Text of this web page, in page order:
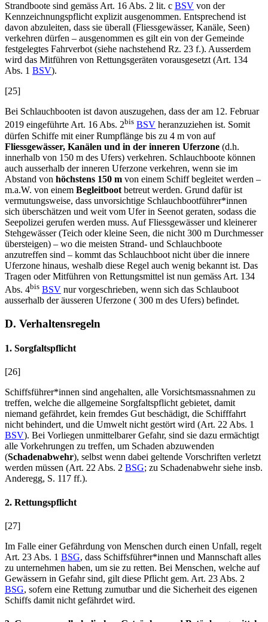
Strandboote sind gemäss Art. 16 Abs. 2 lit. c BSV von der
Kennzeichnungspflicht explizit ausgenommen. Entsprechend ist
davon abzuleiten, dass sie überall (Fliessgewässer, Kanäle, Seen)
verkehren dürfen – ausgenommen es gilt ein von der Gemeinde
festgelegtes Fahrverbot (siehe nachstehend Rz. 23 f.). Ausserdem
wird das Mitführen von Rettungsgeräten vorausgesetzt (Art. 134
Abs. 1 BSV).
[25]
Bei Schlauchbooten ist davon auszugehen, dass der am 12. Februar
2019 eingeführte Art. 16 Abs. 2bis BSV heranzuziehen ist. Somit
dürfen Schiffe mit einer Rumpflänge bis zu 4 m von auf
Fliessgewässer, Kanälen und in der inneren Uferzone (d.h.
innerhalb von 150 m des Ufers) verkehren. Schlauchboote können
auch ausserhalb der inneren Uferzone verkehren, wenn sie im
Abstand von höchstens 150 m von einem Schiff begleitet werden –
m.a.W. von einem Begleitboot betreut werden. Grund dafür ist
vermutungsweise, dass unvorsichtige Schlauchbootführer*innen
sich überschätzen und weit vom Ufer in Seenot geraten, sodass die
Seepolizei gerufen werden muss. Auf Fliessgewässer und kleinerer
Stehgewässer (Teich oder kleine Seen, die nicht 300 m Durchmesser
übersteigen) – wo die meisten Strand- und Schlauchboote
anzutreffen sind – kommt das Schlauchboot nicht über die innere
Uferzone hinaus, weshalb diese Regel auch wenig bekannt ist. Das
Tragen oder Mitführen von Rettungsmittel ist nun gemäss Art. 134
Abs. 4bis BSV nur vorgeschrieben, wenn sich das Schlauboot
ausserhalb der äusseren Uferzone ( 300 m des Ufers) befindet.
D. Verhaltensregeln
1. Sorgfaltspflicht
[26]
Schiffsführer*innen sind angehalten, alle Vorsichtsmassnahmen zu
treffen, welche die allgemeine Sorgfaltspflicht gebietet, damit
niemand gefährdet, kein fremdes Gut beschädigt, die Schifffahrt
nicht behindert, und die Umwelt nicht gestört wird (Art. 22 Abs. 1
BSV). Bei Vorliegen unmittelbarer Gefahr, sind sie dazu ermächtigt
alle Vorkehrungen zu treffen, um Schaden abzuwenden
(Schadenabwehr), selbst wenn dabei geltende Vorschriften verletzt
werden müssen (Art. 22 Abs. 2 BSG; zu Schadenabwehr siehe insb.
Anderegg, S. 117 ff.).
2. Rettungspflicht
[27]
Im Falle einer Gefährdung von Menschen durch einen Unfall, regelt
Art. 23 Abs. 1 BSG, dass Schiffsführer*innen und Mannschaft alles
zu unternehmen haben, um sie zu retten. Bei Menschen, welche auf
Gewässern in Gefahr sind, gilt diese Pflicht gem. Art. 23 Abs. 2
BSG, sofern eine Rettung zumutbar und die Sicherheit des eigenen
Schiffs damit nicht gefährdet wird.